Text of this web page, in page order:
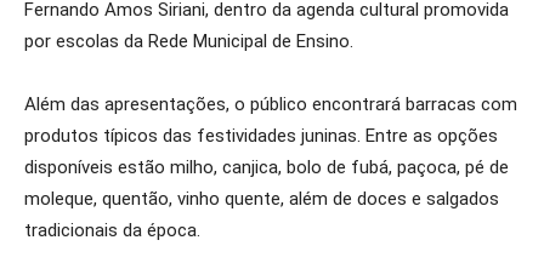
Fernando Amos Siriani, dentro da agenda cultural promovida
por escolas da Rede Municipal de Ensino.
Além das apresentações, o público encontrará barracas com
produtos típicos das festividades juninas. Entre as opções
disponíveis estão milho, canjica, bolo de fubá, paçoca, pé de
moleque, quentão, vinho quente, além de doces e salgados
tradicionais da época.